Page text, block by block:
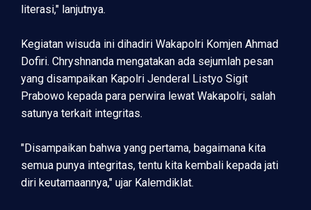
literasi," lanjutnya.
Kegiatan wisuda ini dihadiri Wakapolri Komjen Ahmad
Dofiri. Chryshnanda mengatakan ada sejumlah pesan
yang disampaikan Kapolri Jenderal Listyo Sigit
Prabowo kepada para perwira lewat Wakapolri, salah
satunya terkait integritas.
"Disampaikan bahwa yang pertama, bagaimana kita
semua punya integritas, tentu kita kembali kepada jati
diri keutamaannya," ujar Kalemdiklat.